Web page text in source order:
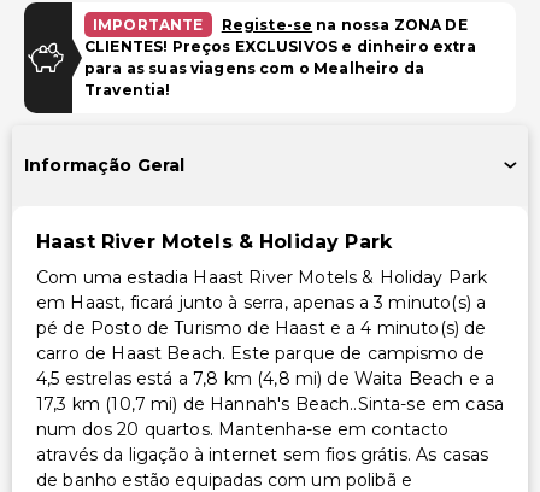
Instalações
Biblioteca
Sala de jogos/arcade
Área para piquenique
Acessibilidade no quarto (em quartos selecionados)
Recepção acessível para cadeira de rodas
Receção com concierge acessível para cadeira de
rodas
Estacionamento acessível para cadeira de rodas
Outros serviços
Serviço de lavanderia
IMPORTANTE Registe-se na nossa ZONA DE
CLIENTES! Preços EXCLUSIVOS e dinheiro extra
para as suas viagens com o Mealheiro da
Traventia!
Informação Geral
Haast River Motels & Holiday Park
Com uma estadia Haast River Motels & Holiday Park
em Haast, ficará junto à serra, apenas a 3 minuto(s) a
pé de Posto de Turismo de Haast e a 4 minuto(s) de
carro de Haast Beach. Este parque de campismo de
4,5 estrelas está a 7,8 km (4,8 mi) de Waita Beach e a
17,3 km (10,7 mi) de Hannah's Beach..Sinta-se em casa
num dos 20 quartos. Mantenha-se em contacto
através da ligação à internet sem fios grátis. As casas
de banho estão equipadas com um polibã e